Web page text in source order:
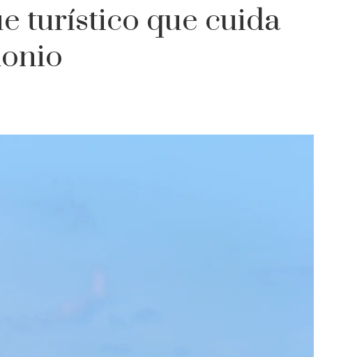
turístico que cuida